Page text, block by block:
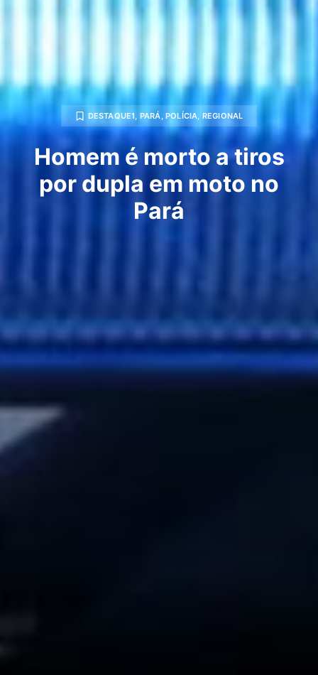
DESTAQUE1, PARÁ, POLÍCIA, REGIONAL
Homem é morto a tiros
por dupla em moto no
Pará